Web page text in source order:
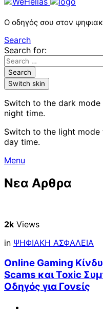
Ο οδηγός σου στον
Search
Search for:
Search
Switch skin
Switch to the dark
night time.
Switch to the light
day time.
Menu
Νεα Αρθρα
2k Views
in ΨΗΦΙΑΚΗ ΑΣΦΑΛΕΙΑ
Online Gaming
Scams και Toxic
Οδηγός για Γονείς